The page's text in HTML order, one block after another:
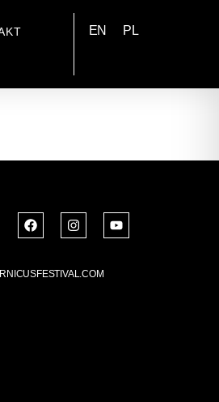
EN PL